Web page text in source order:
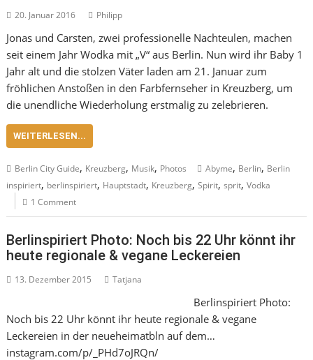
20. Januar 2016 Philipp
Jonas und Carsten, zwei professionelle Nachteulen, machen
seit einem Jahr Wodka mit „V“ aus Berlin. Nun wird ihr Baby 1
Jahr alt und die stolzen Väter laden am 21. Januar zum
fröhlichen Anstoßen in den Farbfernseher in Kreuzberg, um
die unendliche Wiederholung erstmalig zu zelebrieren.
WEITERLESEN...
Berlin City Guide, Kreuzberg, Musik, Photos Abyme, Berlin, Berlin
inspiriert, berlinspiriert, Hauptstadt, Kreuzberg,Spirit,sprit,Vodka
1 Comment
Berlinspiriert Photo: Noch bis 22 Uhr könnt ihr
heute regionale & vegane Leckereien
13. Dezember 2015 Tatjana
Berlinspiriert Photo:
Noch bis 22 Uhr könnt ihr heute regionale & vegane
Leckereien in der neueheimatbln auf dem…
instagram.com/p/_PHd7oJRQn/